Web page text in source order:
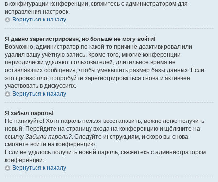
в конфигурации конференции, свяжитесь с администратором для
исправления настроек.
Вернуться к началу
Я давно зарегистрирован, но больше не могу войти!
Возможно, администратор по какой-то причине деактивировал или
удалил вашу учётную запись. Кроме того, многие конференции
периодически удаляют пользователей, длительное время не
оставляющих сообщения, чтобы уменьшить размер базы данных. Если
это произошло, попробуйте зарегистрироваться снова и активнее
участвовать в дискуссиях.
Вернуться к началу
Я забыл пароль!
Не паникуйте! Хотя пароль нельзя восстановить, можно легко получить
новый. Перейдите на страницу входа на конференцию и щёлкните на
ссылку Забыли пароль?. Следуйте инструкциям, и скоро вы снова
сможете войти на конференцию.
Если не удалось получить новый пароль, свяжитесь с администратором
конференции.
Вернуться к началу